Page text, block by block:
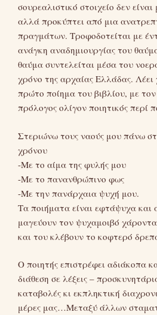
σουρεαλιστικό στοιχείο δεν
αλλά προκύπτει από μια
πραγμάτων. Τροφοδοτείται με
ανάγκη αναδημιουργίας του
θαύμα συντελείται μέσα του
χρόνο της αρχαίας Ελλάδας. Λέει
πρώτο ποίημα του βιβλίου, με
πρόλογος ολίγον ποιητικός περί
Στεριώνω τους ναούς μου πάνω
χρόνου
-Με το αίμα της φυλής μου
-Με το πανανθρώπινο φως
-Με την πανάρχαια ψυχή μου.
Τα ποιήματα είναι εφτάψυχα και
μαγεύουν τον ψυχαμοιβό
και του κλέβουν το κοφτερό
Ο ποιητής επιστρέφει αδιάκοπα
διάθεση σε λέξεις –
καταβολές κι εκπληκτική
μέρες μας…Μεταξύ άλλων